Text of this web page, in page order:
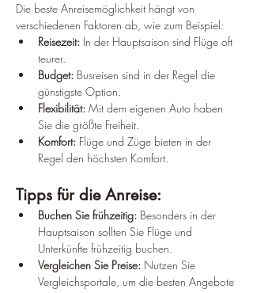
Die beste Anreisemöglichkeit hängt von
verschiedenen Faktoren ab, wie zum Beispiel:
Reisezeit: In der Hauptsaison sind Flüge oft
teurer.
Budget: Busreisen sind in der Regel die
günstigste Option.
Flexibilität: Mit dem eigenen Auto haben
Sie die größte Freiheit.
Komfort: Flüge und Züge bieten in der
Regel den höchsten Komfort.
Tipps für die Anreise:
Buchen Sie frühzeitig: Besonders in der
Hauptsaison sollten Sie Flüge und
Unterkünfte frühzeitig buchen.
Vergleichen Sie Preise: Nutzen Sie
Vergleichsportale, um die besten Angebote